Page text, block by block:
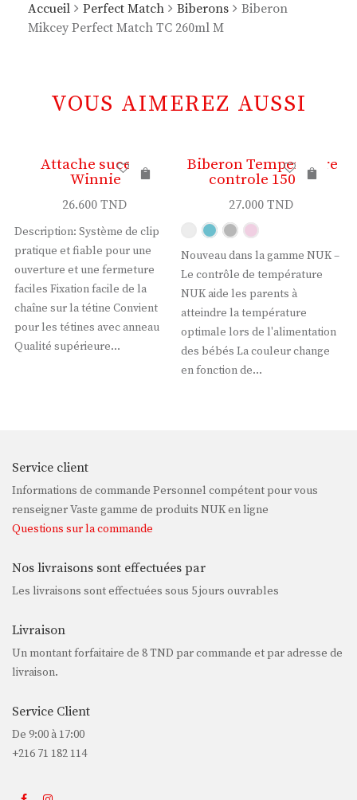
Accueil Perfect Match Biberons
Biberon
Mikcey Perfect Match TC 260ml M
VOUS AIMEREZ AUSSI
Attache sucette
Winnie
26.600 TND
Description: Système de clip
pratique et fiable pour une
ouverture et une fermeture
faciles Fixation facile de la
chaîne sur la tétine Convient
pour les tétines avec anneau
Qualité supérieure…
Biberon Temperature
controle 150ml
27.000 TND
Nouveau dans la gamme NUK –
Le contrôle de température
NUK aide les parents à
atteindre la température
optimale lors de l'alimentation
des bébés La couleur change
en fonction de…
Service client
Informations de commande Personnel compétent pour vous
renseigner Vaste gamme de produits NUK en ligne
Questions sur la commande
Nos livraisons sont effectuées par
Les livraisons sont effectuées sous 5 jours ouvrables
Livraison
Un montant forfaitaire de 8 TND par commande et par adresse de
livraison.
Service Client
De 9:00 à 17:00
+216 71 182 114